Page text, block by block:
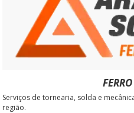
Serviços de tornearia, solda e
região.